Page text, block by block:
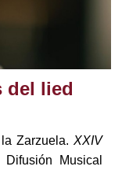
del lied
Zarzuela. XXIV
Musical